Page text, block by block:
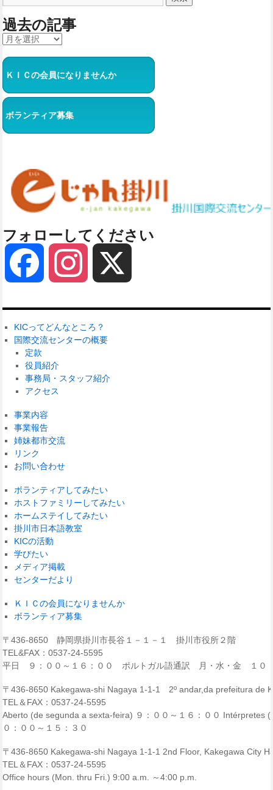
過去の記事
ＫＩＣの会員になりませんか
ボランティア募集
フォローしてください
Facebook Instagram
KICってどんなところ？
国際交流センターの概要
定款
役員紹介
事務局・スタッフ紹介
アクセス
事業内容
事業報告
姉妹都市交流
リンク
お問い合わせ
ボランティアしてみたい
ホストファミリーしてみたい
ホームステイしてみたい
掛川市日本語教室
KICの活動
学びたい
メディア掲載
センターだより
ＫＩＣの会員になりませんか
ボランティア募集
〒436-8650 静岡県掛川市長谷１－１－１ 掛川市役所２階
TEL&FAX：0537-24-5595
平日 ９：００～１６：００ ポルトガル語通訳 月・水・金 １０
〒436-8650 Kakegawa-shi Nagaya 1-1-1 2º andar,da prefeitura de
TEL＆FAX：0537-24-5595
Aberto (de segunda a sexta-feira) ９：００～１６：００
０：００～１５：３０
〒436-8650 Kakegawa-shi Nagaya 1-1-1 2nd Floor, Kakegawa City
TEL＆FAX：0537-24-5595
Office hours (Mon. thru Fri.) 9:00 a.m. ～4:00 p.m.